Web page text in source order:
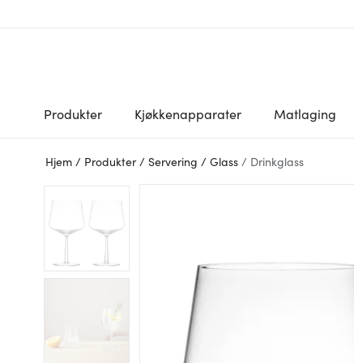
Produkter Kjøkkenapparater Matlaging
Hjem / Produkter / Servering / Glass / Drinkglass